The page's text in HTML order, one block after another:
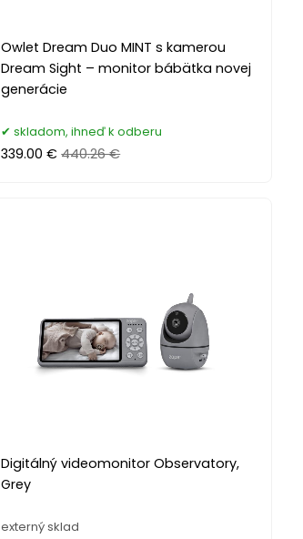
Owlet Dream Duo MINT s kamerou
Dream Sight – monitor bábätka novej
generácie
skladom, ihneď k odberu
339.00 € 440.26 €
Digitálný videomonitor Observatory,
Grey
externý sklad